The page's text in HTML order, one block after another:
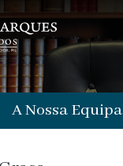
A Nossa Equipa